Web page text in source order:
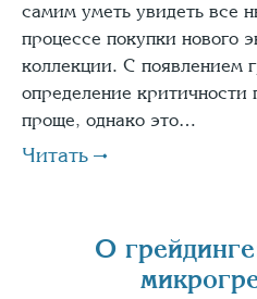
самим уметь увидеть все
процессе покупки нового
коллекции. С появлением
определение критичности
проще, однако это…
Читать
О